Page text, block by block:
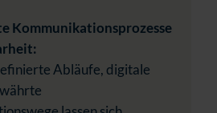
Kommunikationsprozesse
Abläufe, digitale